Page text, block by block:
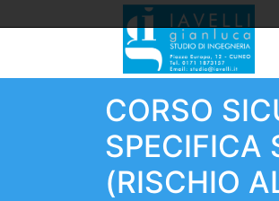
CORSO
SPECIFICA
(RISCHIO